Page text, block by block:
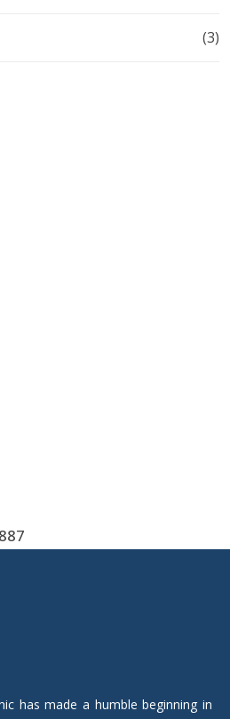
(3)
has made a humble beginning in